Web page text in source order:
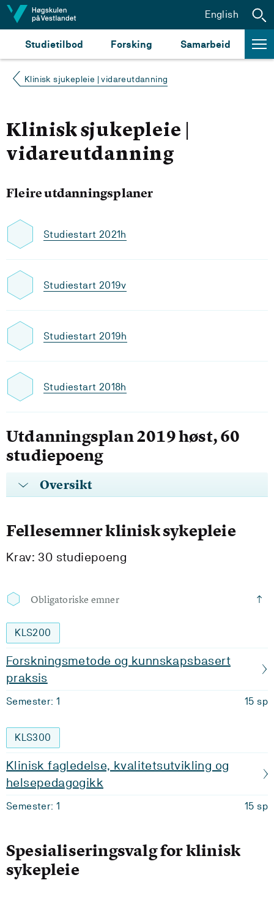
Hopp til innhald
Studietilbod Forsking Samarbeid
English
Klinisk sjukepleie | vidareutdanning
Klinisk sjukepleie |
vidareutdanning
Fleire utdanningsplaner
Studiestart 2021h
Studiestart 2019v
Studiestart 2019h
Studiestart 2018h
Utdanningsplan 2019 høst, 60
studiepoeng
Oversikt
Fellesemner klinisk sykepleie
Krav: 30 studiepoeng
Obligatoriske emner
KLS200
Forskningsmetode og kunnskapsbasert
praksis
Semester: 1 15 sp
KLS300
Klinisk fagledelse, kvalitetsutvikling og
helsepedagogikk
Semester: 1 15 sp
Spesialiseringsvalg for klinisk
sykepleie